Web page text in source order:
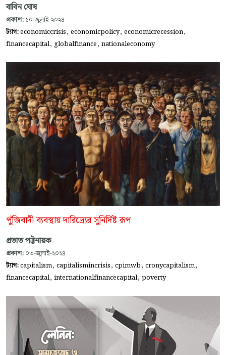
বাবিন ঘোষ
প্রকাশ: ১০-জুলাই-২০২৪
ট্যাগ:economiccrisis, economicpolicy, economicrecession,
financecapital, globalfinance, nationaleconomy
পুঁজিবাদী ব্যবস্থায় দারিদ্র্যের সুনির্দিষ্ট রূপ
প্রভাত পট্টনায়ক
প্রকাশ: ০৩-জুলাই-২০২৪
ট্যাগ:capitalism, capitalismincrisis, cpimwb, cronycapitalism,
financecapital, internationalfinancecapital, poverty